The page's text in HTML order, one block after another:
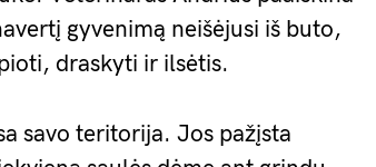
gyvenimą neišėjusi iš buto,
draskyti ir ilsėtis.
savo teritorija. Jos pažįsta